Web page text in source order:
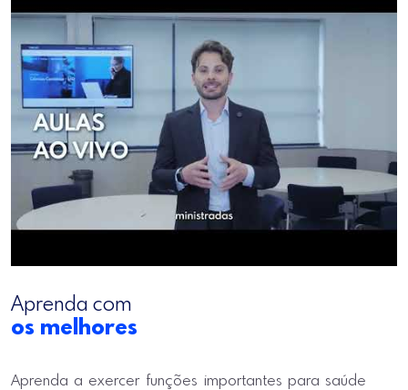
Aprenda com
os melhores
Aprenda a exercer funções importantes para saúde